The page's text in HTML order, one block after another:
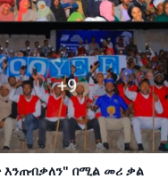
እንጠብቃለን" በሚል መሪ ቃል